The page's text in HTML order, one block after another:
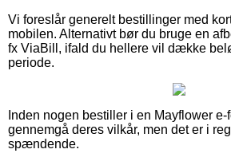
Vi foreslår generelt bestillinger med
mobilen. Alternativt bør du bruge en
fx ViaBill, ifald du hellere vil dække
periode.
Inden nogen bestiller i en Mayflower
gennemgå deres vilkår, men det er i
spændende.